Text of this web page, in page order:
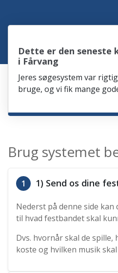
Dette er den seneste
i Fårvang
Jeres søgesystem var
bruge, og vi fik mange
Brug systemet
1 1) Send os dine
Nederst på denne side kan
til hvad festbandet skal
Dvs. hvornår skal de spille,
koste og hvilken musik